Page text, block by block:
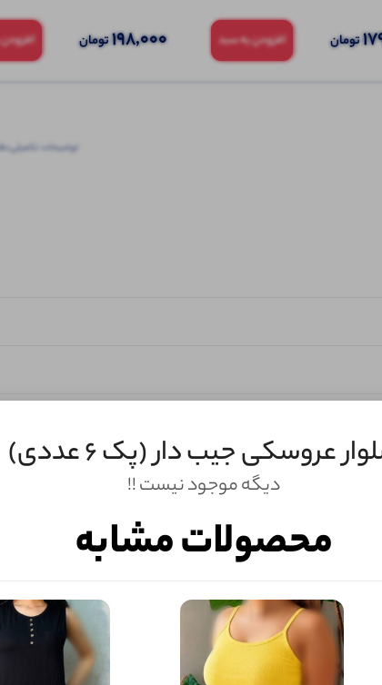
تومان افزودن به سبد 198,000تومان
توضیحات تکمیلی
عروسکی جیب دار (پک 6 عددی)
دیگه موجود نیست !!
محصولات مشابه